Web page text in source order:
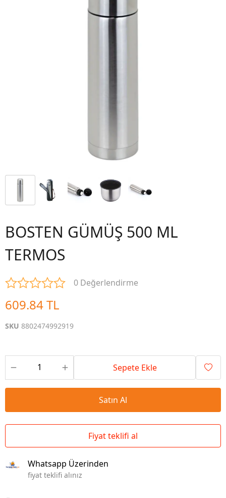
BOSTEN GÜMÜŞ 500 ML
TERMOS
0 Değerlendirme
609.84 TL
SKU 8802474992919
Sepete Ekle
Satın Al
Fiyat teklifi al
Whatsapp Üzerinden
fiyat teklifi alınız